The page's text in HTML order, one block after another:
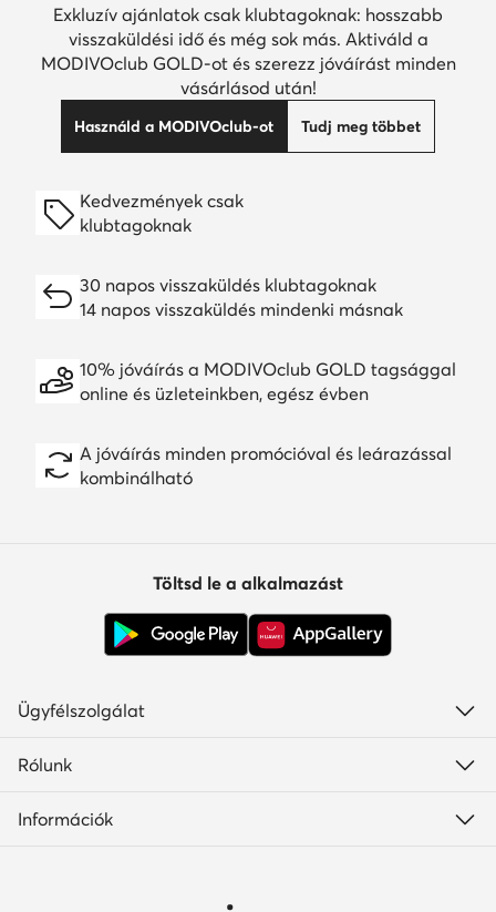
Exkluzív ajánlatok csak klubtagoknak: hosszabb
visszaküldési idő és még sok más. Aktiváld a
MODIVOclub GOLD-ot és szerezz jóváírást minden
vásárlásod után!
Használd a MODIVOclub-ot Tudj meg többet
Kedvezmények csak
klubtagoknak
30 napos visszaküldés klubtagoknak
14 napos visszaküldés mindenki másnak
10% jóváírás a MODIVOclub GOLD tagsággal
online és üzleteinkben, egész évben
A jóváírás minden promócióval és leárazással
kombinálható
Töltsd le a alkalmazást
Ügyfélszolgálat
Rólunk
Információk